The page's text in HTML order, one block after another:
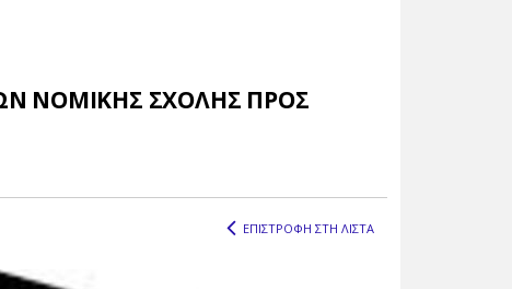
ΝΟΜΙΚΗΣ ΣΧΟΛΗΣ ΠΡΟΣ
ΕΠΙΣΤΡΟΦΗ ΣΤΗ ΛΙΣΤΑ